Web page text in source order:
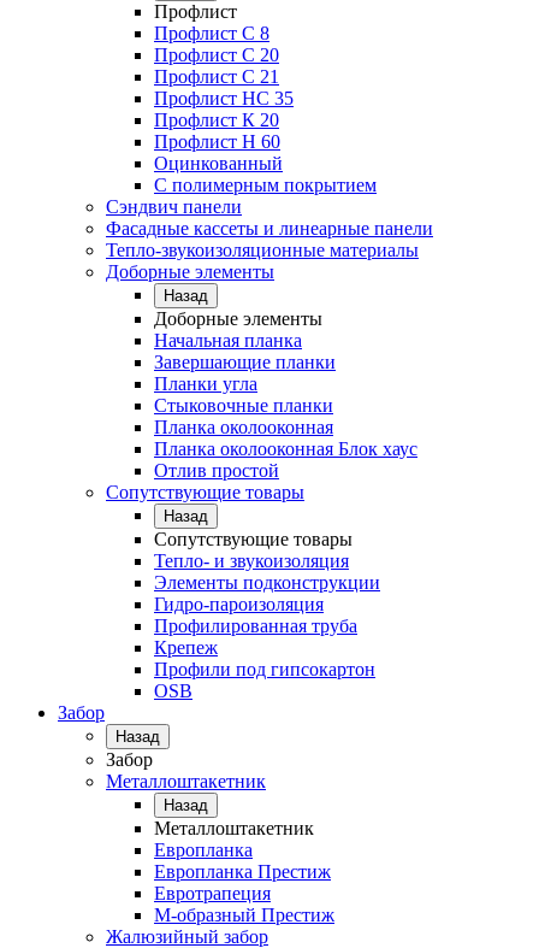
Профлист
Профлист С 8
Профлист С 20
Профлист C 21
Профлист НС 35
Профлист К 20
Профлист Н 60
Оцинкованный
С полимерным покрытием
Сэндвич панели
Фасадные кассеты и линеарные панели
Тепло-звукоизоляционные материалы
Доборные элементы
Назад
Доборные элементы
Начальная планка
Завершающие планки
Планки угла
Стыковочные планки
Планка околооконная
Планка околооконная Блок хаус
Отлив простой
Сопутствующие товары
Назад
Сопутствующие товары
Тепло- и звукоизоляция
Элементы подконструкции
Гидро-пароизоляция
Профилированная труба
Крепеж
Профили под гипсокартон
OSB
Забор
Назад
Забор
Металлоштакетник
Назад
Металлоштакетник
Европланка
Европланка Престиж
Евротрапеция
М-образный Престиж
Жалюзийный забор